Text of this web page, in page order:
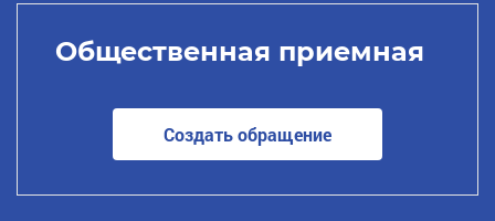
Общественная приемная
Создать обращение